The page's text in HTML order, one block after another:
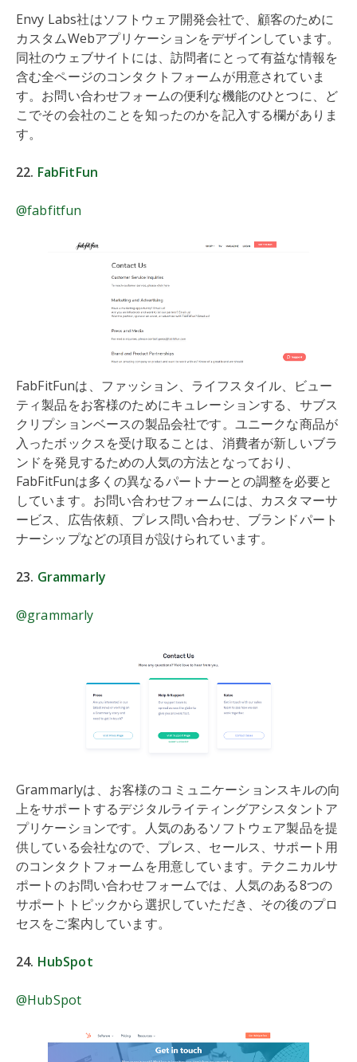
Envy Labs社はソフトウェア開発会社で、顧客のために
カスタムWebアプリケーションをデザインしています。
同社のウェブサイトには、訪問者にとって有益な情報を
含む全ページのコンタクトフォームが用意されていま
す。お問い合わせフォームの便利な機能のひとつに、ど
こでその会社のことを知ったのかを記入する欄がありま
す。
22. FabFitFun
@fabfitfun
FabFitFunは、ファッション、ライフスタイル、ビュー
ティ製品をお客様のためにキュレーションする、サブス
クリプションベースの製品会社です。ユニークな商品が
入ったボックスを受け取ることは、消費者が新しいブラ
ンドを発見するための人気の方法となっており、
FabFitFunは多くの異なるパートナーとの調整を必要と
しています。お問い合わせフォームには、カスタマーサ
ービス、広告依頼、プレス問い合わせ、ブランドパート
ナーシップなどの項目が設けられています。
23. Grammarly
@grammarly
Grammarlyは、お客様のコミュニケーションスキルの向
上をサポートするデジタルライティングアシスタントア
プリケーションです。人気のあるソフトウェア製品を提
供している会社なので、プレス、セールス、サポート用
のコンタクトフォームを用意しています。テクニカルサ
ポートのお問い合わせフォームでは、人気のある8つの
サポートトピックから選択していただき、その後のプロ
セスをご案内しています。
24. HubSpot
@HubSpot